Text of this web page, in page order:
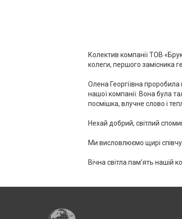
Колектив компанії ТОВ
колеги, першого замісника
Олена Георгіївна проробила
нашої компанії. Вона була
посмішка, влучне слово і
Нехай добрий, світлий
Ми висловлюємо щирі
Вічна світла памʼять нашій